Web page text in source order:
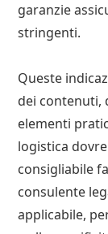
garanzie
stringenti.
Queste
dei contenuti,
elementi
logistica
consigliabile
consulente
applicabile,